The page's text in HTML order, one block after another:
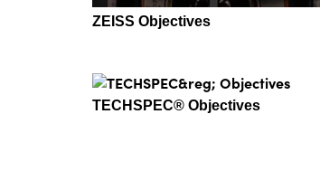
ZEISS Objectives
TECHSPEC® Objectives